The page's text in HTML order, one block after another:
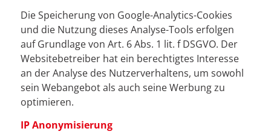
Die Speicherung von Google-Analytics-Cookies
und die Nutzung dieses Analyse-Tools erfolgen
auf Grundlage von Art. 6 Abs. 1 lit. f DSGVO. Der
Websitebetreiber hat ein berechtigtes Interesse
an der Analyse des Nutzerverhaltens, um sowohl
sein Webangebot als auch seine Werbung zu
optimieren.
IP Anonymisierung